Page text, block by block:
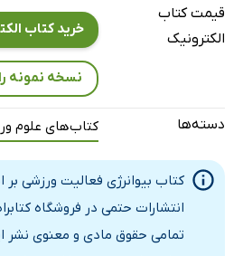
راهبردهای آزمایشگاهی
روش‌های میدانی
اصول انرژی مورد استفاده هنگام
انرژی هزینه‌ای هنگام فعالیت های
محاسبه‌ی سوخت‌وسازی
فصل 6: راهبردهای فعالیت ورزشی
قیمت کتاب
الکترونیک
خرید کتاب
نسخه نمونه
دسته‌ها کتاب‌های علوم
کتاب بیوانرژی فعالیت ورزشی بر
انتشارات حتمی در فروشگاه
تمامی حقوق مادی و معنوی نشر